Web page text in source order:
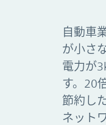
自動車
が小さ
電力が
す。20
節約し
ネット